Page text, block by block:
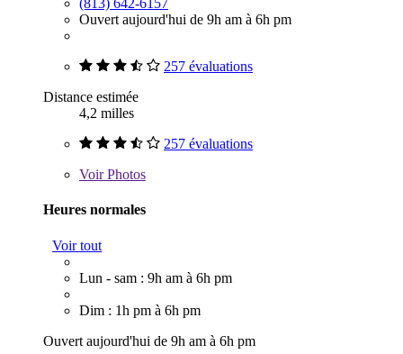
(813) 642-6157
Ouvert aujourd'hui de 9h am à 6h pm
257 évaluations
Distance estimée
4,2 milles
257 évaluations
VoirPhotos
Heures normales
Voir tout
Lun - sam : 9h am à 6h pm
Dim : 1h pm à 6h pm
Ouvert aujourd'hui de 9h am à 6h pm